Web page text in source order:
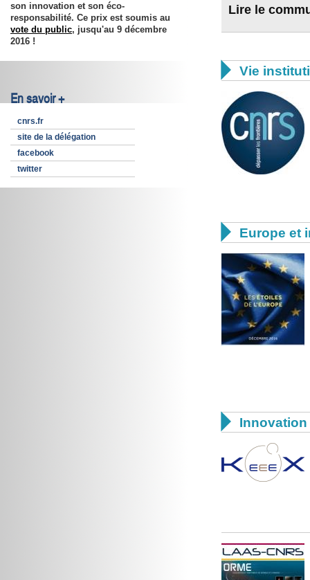
son innovation et son éco-
responsabilité. Ce prix est soumis au
vote du public, jusqu'au 9 décembre
2016 !
En savoir +
cnrs.fr
site de la délégation
facebook
twitter
Lire le
 Vie
 Europe et
